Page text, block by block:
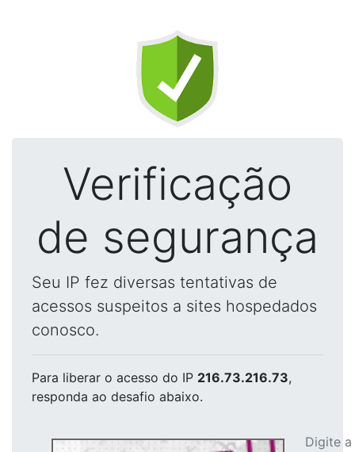
Verificação
de segurança
Seu IP fez diversas tentativas de
acessos suspeitos a sites hospedados
conosco.
Para liberar o acesso do IP 216.73.216.73,
responda ao desafio abaixo.
Digite